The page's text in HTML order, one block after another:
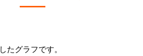
たグラフです。